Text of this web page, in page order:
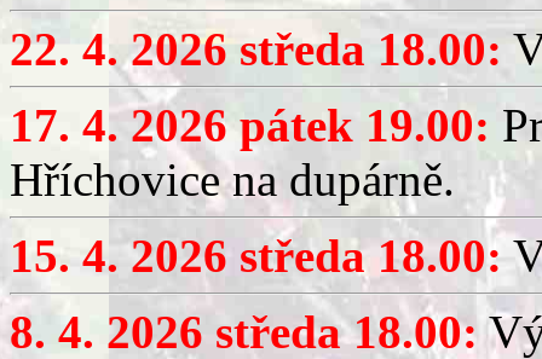
22. 4. 2026 středa 18.00:
17. 4. 2026 pátek 19.00:
Hříchovice na dupárně.
15. 4. 2026 středa 18.00:
8. 4. 2026 středa 18.00: